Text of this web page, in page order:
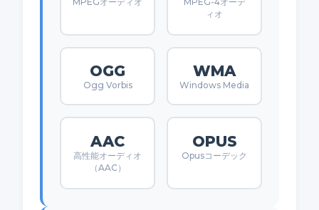
ィオ
OGG
Ogg Vorbis
WMA
Windows Media
AAC
高性能オーディオ
（AAC）
OPUS
Opusコーデック